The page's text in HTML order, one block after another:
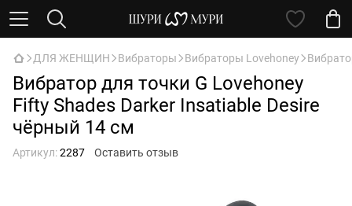
ДЛЯ ЖЕНЩИН Вибраторы Вибраторы Lovehoney
Вибратор для точки G Lovehoney
Fifty Shades Darker Insatiable Desire
чёрный 14 см
Артикул:2287 Оставить отзыв